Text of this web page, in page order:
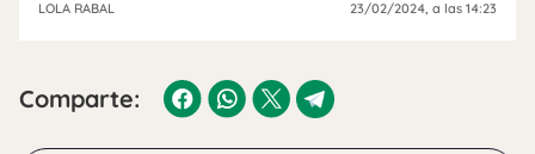
LOLA RABAL 23/02/2024, a las 14:23
Comparte: